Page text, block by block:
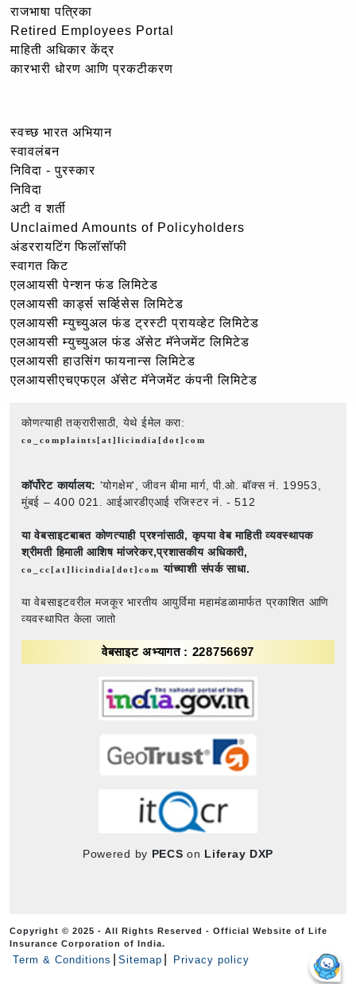
राजभाषा पत्रिका
Retired Employees Portal
माहिती अधिकार केंद्र
कारभारी धोरण आणि प्रकटीकरण
स्वच्छ भारत अभियान
स्वावलंबन
निविदा - पुरस्कार
निविदा
अटी व शर्ती
Unclaimed Amounts of Policyholders
अंडररायटिंग फिलॉसॉफी
स्वागत किट
एलआयसी पेन्शन फंड लिमिटेड
एलआयसी कार्ड्स सर्व्हिसेस लिमिटेड
एलआयसी म्युच्युअल फंड ट्रस्टी प्रायव्हेट लिमिटेड
एलआयसी म्युच्युअल फंड ॲसेट मॅनेजमेंट लिमिटेड
एलआयसी हाउसिंग फायनान्स लिमिटेड
एलआयसीएचएफएल ॲसेट मॅनेजमेंट कंपनी लिमिटेड
कोणत्याही तक्रारीसाठी, येथे ईमेल करा:
co_complaints[at]licindia[dot]com
कॉर्पोरेट कार्यालय: 'योगक्षेम', जीवन बीमा मार्ग, पी.ओ. बॉक्स नं. 19953,
मुंबई – 400 021. आईआरडीएआई रजिस्टर नं. - 512
या वेबसाइटबाबत कोणत्याही प्रश्नांसाठी, कृपया वेब माहिती व्यवस्थापक
श्रीमती हिमाली आशिष मांजरेकर,प्रशासकीय अधिकारी,
co_cc[at]licindia[dot]comयांच्याशी संपर्क साधा.
या वेबसाइटवरील मजकूर भारतीय आयुर्विमा महामंडळामार्फत प्रकाशित आणि
व्यवस्थापित केला जातो
वेबसाइट अभ्यागत : 228756697
Powered by PECS on Liferay DXP
Copyright © 2025 - All Rights Reserved - Official Website of Life
Insurance Corporation of India.
Term & Conditions Sitemap Privacy policy